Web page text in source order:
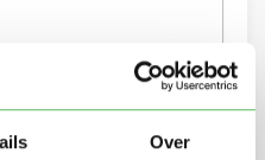
Over